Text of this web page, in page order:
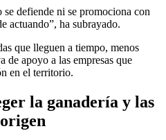
defiende ni se promociona con
actuando”, ha subrayado.
que lleguen a tiempo, menos
de apoyo a las empresas que
en el territorio.
la ganadería y las